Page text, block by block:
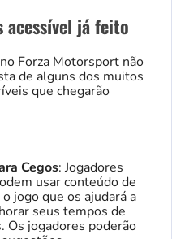
acessível já feito
Forza Motorsport não
de alguns dos muitos
que chegarão
Cegos: Jogadores
usar conteúdo de
jogo que os ajudará a
seus tempos de
Os jogadores poderão